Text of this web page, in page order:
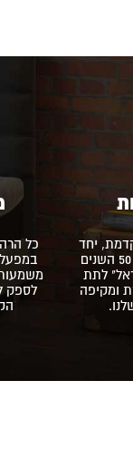
יחד
עם הנסיון הרב שצברנו ב- 50 השנים
לתת
ומקיפה
כל
לספק